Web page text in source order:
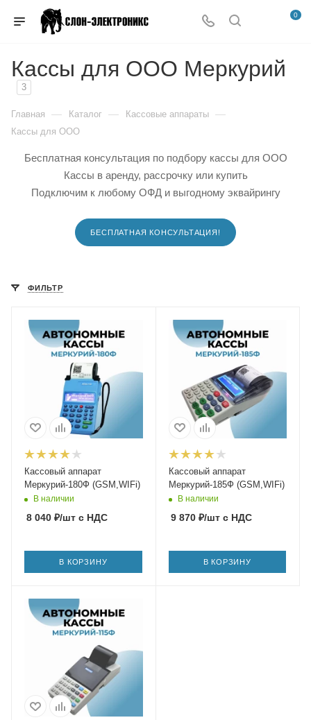
0
Кассы для ООО Меркурий
3
Главная — Каталог — Кассовые аппараты —
Кассы для ООО
Бесплатная консультация по подбору кассы для ООО
Кассы в аренду, рассрочку или купить
Подключим к любому ОФД и выгодному эквайрингу
БЕСПЛАТНАЯ КОНСУЛЬТАЦИЯ!
ФИЛЬТР
Кассовый аппарат
Меркурий-180Ф (GSM,WIFi)
В наличии
8 040 ₽/шт с НДС
В КОРЗИНУ
Кассовый аппарат
Меркурий-185Ф (GSM,WIFi)
В наличии
9 870₽/штс НДС
В КОРЗИНУ